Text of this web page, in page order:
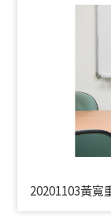
20201103黃寬